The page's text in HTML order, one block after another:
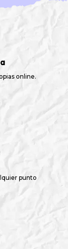
online.
punto